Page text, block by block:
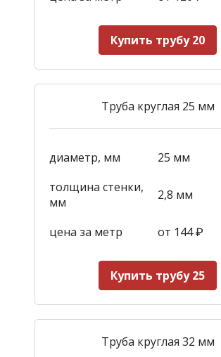
Купить трубу 20
Труба круглая 25 мм
диаметр, мм
25 мм
толщина стенки,
мм
2,8 мм
цена за метр от 144₽
Купить трубу 25
Труба круглая 32 мм